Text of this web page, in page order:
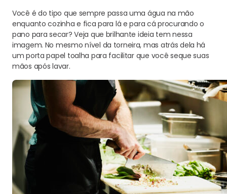
Você é do tipo que sempre passa uma água na mão
enquanto cozinha e fica para lá e para cá procurando o
pano para secar? Veja que brilhante ideia tem nessa
imagem. No mesmo nível da torneira, mas atrás dela há
um porta papel toalha para facilitar que você seque suas
mãos após lavar.